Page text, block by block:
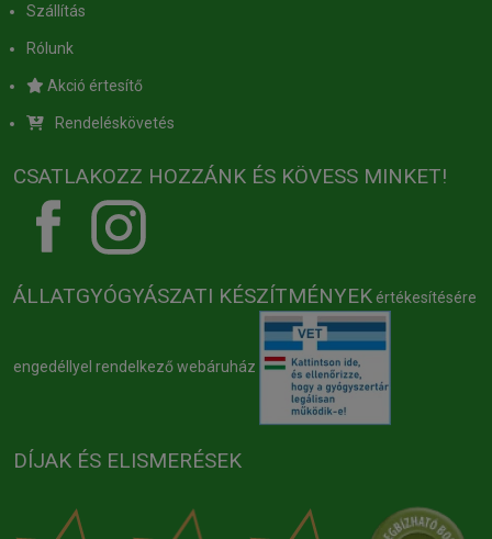
Szállítás
Rólunk
Akció értesítő
Rendeléskövetés
CSATLAKOZZ HOZZÁNK ÉS KÖVESS MINKET!
ÁLLATGYÓGYÁSZATI KÉSZÍTMÉNYEK értékesítésére
engedéllyel rendelkező webáruház
DÍJAK ÉS ELISMERÉSEK